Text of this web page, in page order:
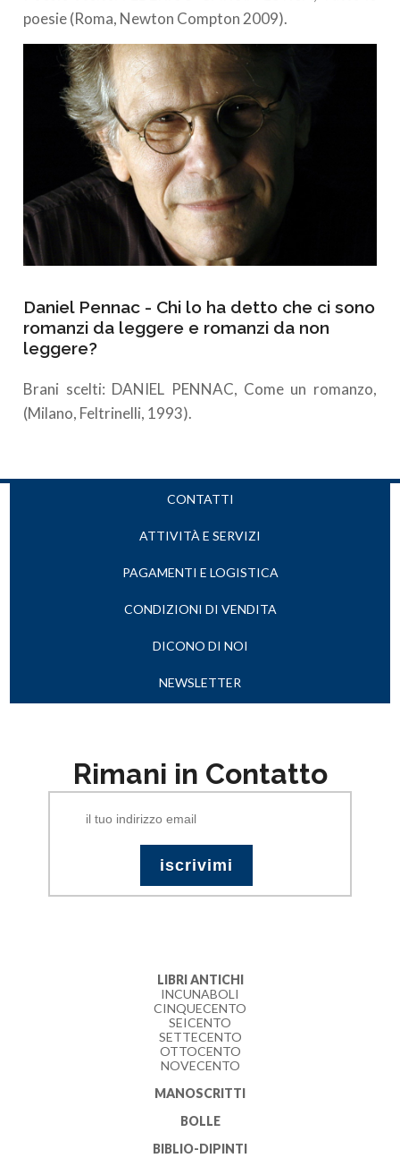
poesie (Roma, Newton Compton 2009).
Daniel Pennac - Chi lo ha detto che ci sono
romanzi da leggere e romanzi da non
leggere?
Brani scelti: DANIEL PENNAC, Come un romanzo,
(Milano, Feltrinelli, 1993).
CONTATTI
ATTIVITÀ E SERVIZI
PAGAMENTI E LOGISTICA
CONDIZIONI DI VENDITA
DICONO DI NOI
NEWSLETTER
Rimani in Contatto
LIBRI ANTICHI
INCUNABOLI
CINQUECENTO
SEICENTO
SETTECENTO
OTTOCENTO
NOVECENTO
MANOSCRITTI
BOLLE
BIBLIO-DIPINTI